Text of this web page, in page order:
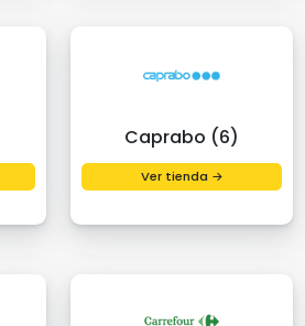
Caprabo (6)
Ver tienda →